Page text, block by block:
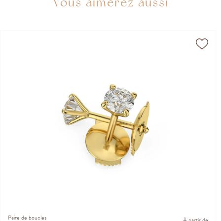
Paire de boucles